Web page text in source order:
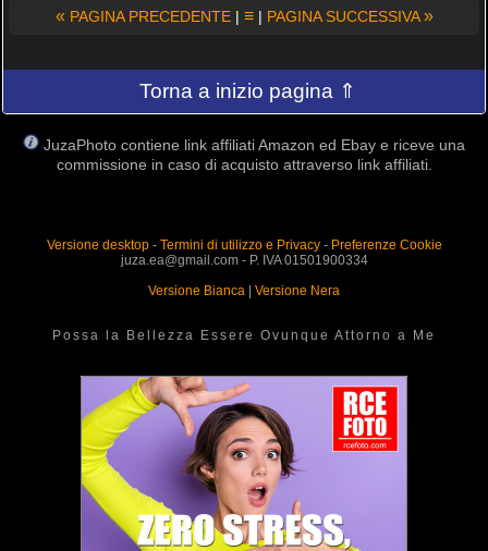
« PAGINA PRECEDENTE| ≡| PAGINA SUCCESSIVA»
Torna a inizio pagina ⇑
JuzaPhoto contiene link affiliati Amazon ed Ebay e riceve una
commissione in caso di acquisto attraverso link affiliati.
Versione desktop- Termini di utilizzo e Privacy- Preferenze Cookie
juza.ea@gmail.com - P. IVA 01501900334
Versione Bianca | Versione Nera
Possa la Bellezza Essere Ovunque Attorno a Me